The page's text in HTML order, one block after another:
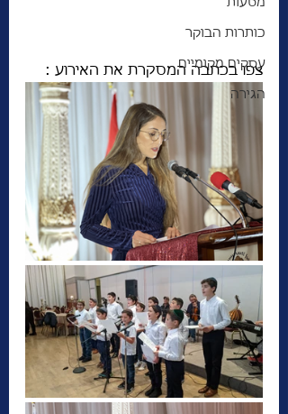
מסעות
כותרות הבוקר
עסקים מקומיים
הגירה
צפו בכתבה המסקרת את האירוע :